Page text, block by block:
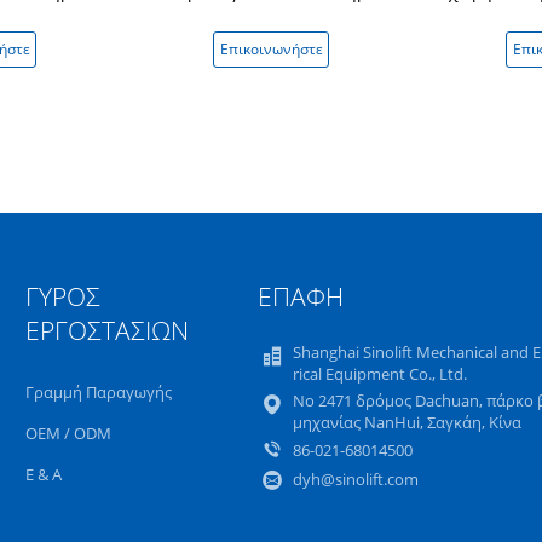
1000kg
Επικοινωνήστε
τύπων
ΓΎΡΟΣ
ΕΡΓΟΣΤΑΣΊΩΝ
Γραμμή Παραγωγής
OEM / ODM
Ε & Α
ΕΠΑΦΉ
Shanghai Sinolift Mechanical and
rical Equipment Co., Ltd.
Νο 2471 δρόμος Dachuan, πάρκο
μηχανίας NanHui, Σαγκάη, Κίνα
86-021-68014500
dyh@sinolift.com